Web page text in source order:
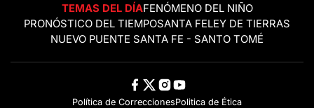
TEMAS DEL DÍAFENÓMENO DEL NIÑO
PRONÓSTICO DEL TIEMPOSANTA FELEY DE TIERRAS
NUEVO PUENTE SANTA FE - SANTO TOMÉ
Política de CorreccionesPolitica de Ética